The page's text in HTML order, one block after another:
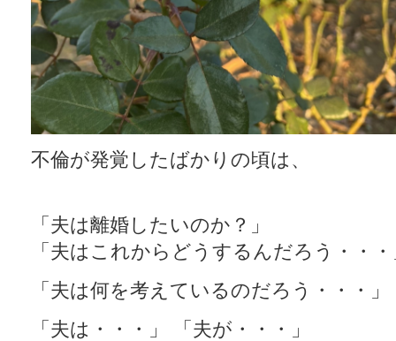
不倫が発覚したばかりの頃は、
「夫は離婚したいのか？」
「夫はこれからどうするんだろう・・
「夫は何を考えているのだろう・・・」
「夫は・・・」 「夫が・・・」